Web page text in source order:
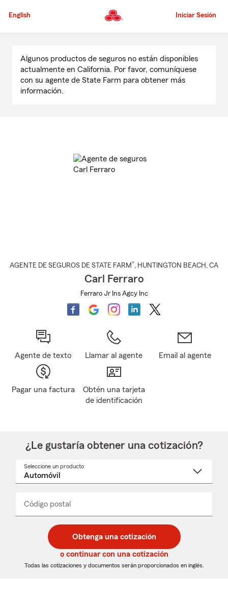
al
principal
English Iniciar Sesión
contenido
principal
Algunos productos de seguros no están disponibles
actualmente en California. Por favor, comuníquese
con su agente de State Farm para obtener más
información.
AGENTE DE SEGUROS DE STATE FARM®, HUNTINGTON BEACH , CA
Carl Ferraro
Ferraro Jr Ins Agcy Inc
Agente de texto Llamar al agente Email al agente
Pagar una factura
Obtén una tarjeta
de identificación
¿Le gustaría obtener una cotización?
Seleccione un producto
desplegable
Código postal
de
5
dígitos
de
5
dígitos
_____
Obtenga una cotización
o continuar con una cotización
Todas las cotizaciones y documentos serán proporcionados en inglés.